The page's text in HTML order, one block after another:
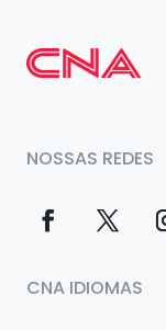
NOSSAS REDES
CNA IDIOMAS